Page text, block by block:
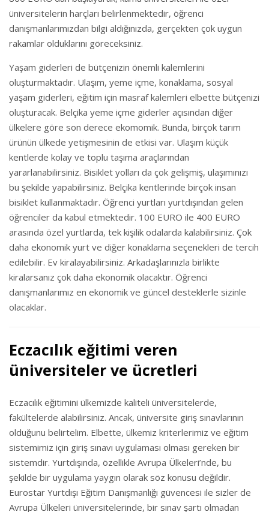
üniversitelerin harçları belirlenmektedir, öğrenci
danışmanlarımızdan bilgi aldığınızda, gerçekten çok uygun
rakamlar olduklarını göreceksiniz.
Yaşam giderleri de bütçenizin önemli kalemlerini
oluşturmaktadır. Ulaşım, yeme içme, konaklama, sosyal
yaşam giderleri, eğitim için masraf kalemleri elbette bütçenizi
oluşturacak. Belçika yeme içme giderler açısından diğer
ülkelere göre son derece ekomomik. Bunda, birçok tarım
ürünün ülkede yetişmesinin de etkisi var. Ulaşım küçük
kentlerde kolay ve toplu taşıma araçlarından
yararlanabilirsiniz. Bisiklet yolları da çok gelişmiş, ulaşımınızı
bu şekilde yapabilirsiniz. Belçika kentlerinde birçok insan
bisiklet kullanmaktadır. Öğrenci yurtları yurtdışından gelen
öğrenciler da kabul etmektedir. 100 EURO ile 400 EURO
arasında özel yurtlarda, tek kişilik odalarda kalabilirsiniz. Çok
daha ekonomik yurt ve diğer konaklama seçenekleri de tercih
edilebilir. Ev kiralayabilirsiniz. Arkadaşlarınızla birlikte
kiralarsanız çok daha ekonomik olacaktır. Öğrenci
danışmanlarımız en ekonomik ve güncel desteklerle sizinle
olacaklar.
Eczacılık eğitimi veren
üniversiteler ve ücretleri
Eczacılık eğitimini ülkemizde kaliteli üniversitelerde,
fakültelerde alabilirsiniz. Ancak, üniversite giriş sınavlarının
olduğunu belirtelim. Elbette, ülkemiz kriterlerimiz ve eğitim
sistemimiz için giriş sınavı uygulaması olması gereken bir
sistemdir. Yurtdışında, özellikle Avrupa Ülkeleri’nde, bu
şekilde bir uygulama yaygın olarak söz konusu değildir.
Eurostar Yurtdışı Eğitim Danışmanlığı güvencesi ile sizler de
Avrupa Ülkeleri üniversitelerinde, bir sınav şartı olmadan